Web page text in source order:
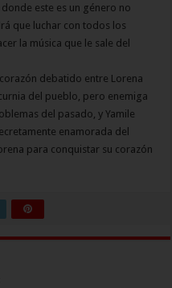
este es un género no
que luchar con todos los
la música que le sale del
debatido entre Lorena
del pueblo, pero enemiga
del pasado, y Yamile
enamorada del
para conquistar su corazón